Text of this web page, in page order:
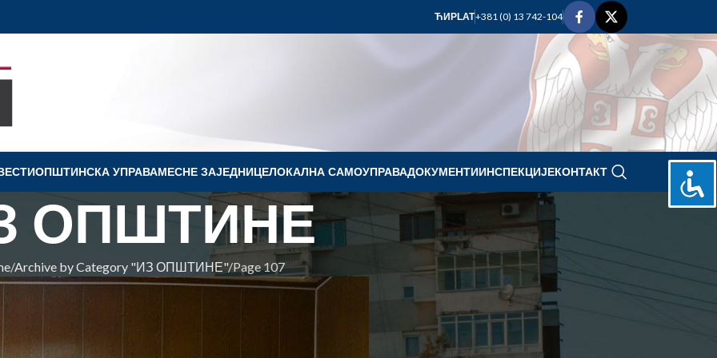
ЋИРLAT+381 (0) 13 742-104
OПШТИНСКА УПРАВАМЕСНЕ ЗАЈЕДНИЦЕЛОКАЛНА САМОУПРАВАДОКУМЕНТИИНСПЕКЦИЈЕКОНТАКТ
ОПШТИНЕ
Archive by Category "ИЗ ОПШТИНЕ" Page 107
avgust 2026.
U S Č P